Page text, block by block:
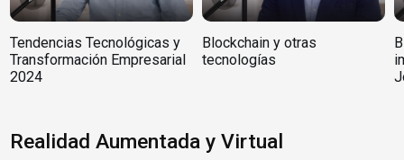
Tendencias Tecnológicas y
Transformación Empresarial
2024
Blockchain y otras
tecnologías
Realidad Aumentada y Virtual